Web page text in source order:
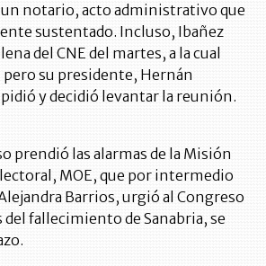
un notario, acto administrativo que
sustentado. Incluso, Ibañez
del CNE del martes, a la cual
su presidente, Hernán
y decidió levantar la reunión.
prendió las alarmas de la Misión
MOE, que por intermedio
Barrios, urgió al Congreso
del fallecimiento de Sanabria, se